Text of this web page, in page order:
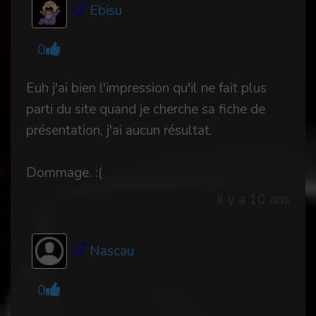
Ebisu
0
Euh j'ai bien l'impression qu'il ne fait plus
parti du site quand je cherche sa fiche de
présentation, j'ai aucun résultat.
Dommage. :(
Nascau
0